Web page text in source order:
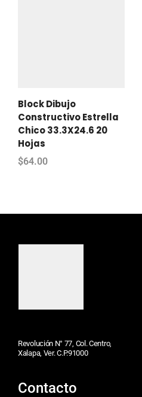
Block Dibujo
Constructivo Estrella
Chico 33.3X24.6 20
Hojas
$64.00
Revolución N° 77, Col. Centro,
Xalapa, Ver. C.P.91000
Contacto